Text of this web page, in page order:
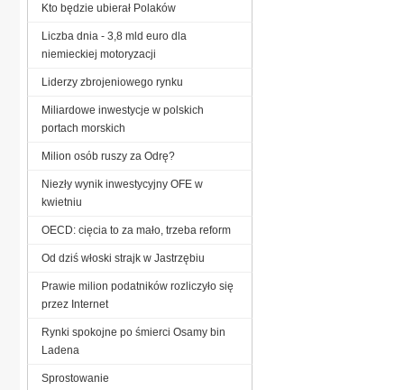
Kto będzie ubierał Polaków
Liczba dnia - 3,8 mld euro dla
niemieckiej motoryzacji
Liderzy zbrojeniowego rynku
Miliardowe inwestycje w polskich
portach morskich
Milion osób ruszy za Odrę?
Niezły wynik inwestycyjny OFE w
kwietniu
OECD: cięcia to za mało, trzeba reform
Od dziś włoski strajk w Jastrzębiu
Prawie milion podatników rozliczyło się
przez Internet
Rynki spokojne po śmierci Osamy bin
Ladena
Sprostowanie